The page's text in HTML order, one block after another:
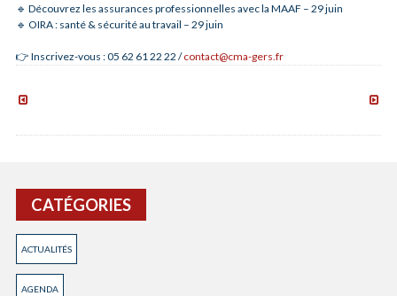
🔹 Découvrez les assurances professionnelles avec la MAAF – 29 juin
🔹 OIRA : santé & sécurité au travail – 29 juin
👉 Inscrivez-vous : 05 62 61 22 22 /contact@cma-gers.fr
formation
CATÉGORIES
ACTUALITÉS
AGENDA